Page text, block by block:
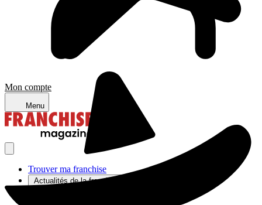
Mon compte
Menu
Trouver ma franchise
Actualités de la franchise